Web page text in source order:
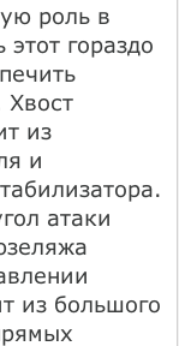
роль в
гораздо
Хвост
из
и
атаки
из большого